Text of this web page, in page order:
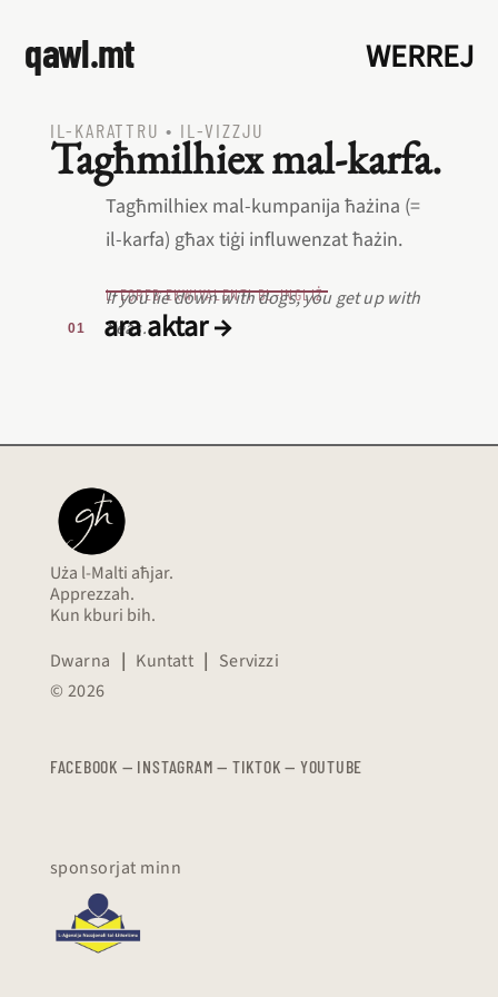
qawl.mt WERREJ
IL‑KARATTRU • IL‑VIZZJU
Tagħmilhiex mal‑karfa.
Tagħmilhiex mal‑kumpanija ħażina (=
il‑karfa) għax tiġi influwenzat ħażin.
L‑EQREB EKWIVALENTI BL‑INGLIŻ
If you lie down with dogs, you get up with
fleas.
ara aktar →
Uża l-Malti aħjar.
Apprezzah.
Kun kburi bih.
Dwarna | Kuntatt | Servizzi
© 2026
FACEBOOK — INSTAGRAM — TIKTOK — YOUTUBE
sponsorjat minn